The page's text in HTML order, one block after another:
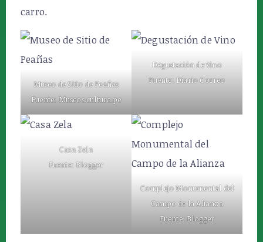
carro.
Museo de Sitio de Peañas
Fuente: Museos.cultura.pe
Degustación de Vino
Fuente: Diario Correo
Casa Zela
Fuente: Blogger
Complejo Monumental del
Campo de la Alianza
Fuente: Blogger